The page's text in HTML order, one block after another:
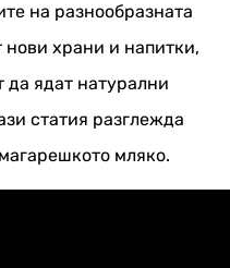
на разнообразната
нови храни и напитки,
да ядат натурални
статия разглежда
мляко.